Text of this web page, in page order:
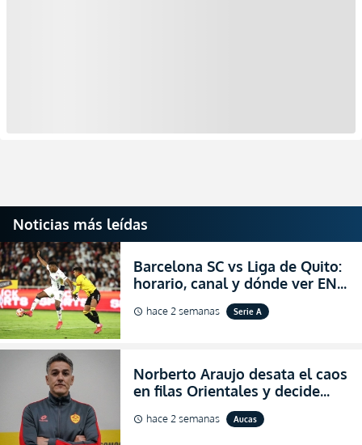
Noticias más leídas
Barcelona SC vs Liga de Quito:
horario, canal y dónde ver EN
VIVO la Fecha 22 de la LigaPro
2026
schedule hace 2 semanas Serie A
Norberto Araujo desata el caos
en filas Orientales y decide
abandonar la dirección técnica
de Aucas
schedule hace 2 semanas Aucas